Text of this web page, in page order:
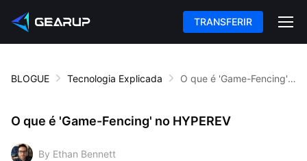
TRANSFERIR
BLOGUE Tecnologia Explicada O que é 'Game-Fencing' no HYPEREV
O que é 'Game-Fencing' no HYPEREV
By Ethan Bennett